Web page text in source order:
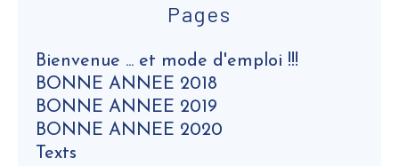
Pages
Bienvenue ... et mode d'emploi !!!
BONNE ANNEE 2018
BONNE ANNEE 2019
BONNE ANNEE 2020
Texts